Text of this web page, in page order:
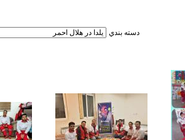
دسته بندي